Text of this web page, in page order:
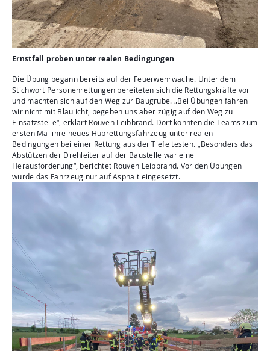
Ernstfall proben unter realen Bedingungen
Die Übung begann bereits auf der Feuerwehrwache. Unter dem
Stichwort Personenrettungen bereiteten sich die Rettungskräfte vor
und machten sich auf den Weg zur Baugrube. „Bei Übungen fahren
wir nicht mit Blaulicht, begeben uns aber zügig auf den Weg zu
Einsatzstelle“, erklärt Rouven Leibbrand. Dort konnten die Teams zum
ersten Mal ihre neues Hubrettungsfahrzeug unter realen
Bedingungen bei einer Rettung aus der Tiefe testen. „Besonders das
Abstützen der Drehleiter auf der Baustelle war eine
Herausforderung“, berichtet Rouven Leibbrand. Vor den Übungen
wurde das Fahrzeug nur auf Asphalt eingesetzt.